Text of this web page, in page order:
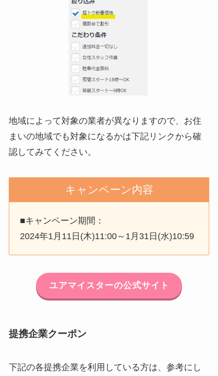
地域によって対象の業者が異なりますので、お住
まいの地域でも対象になるかは下記リンクから確
認してみてください。
キャンペーン内容
■キャンペーン期間：
2024年1月11日(木)11:00～1月31日(水)10:59
ユアマイスターの公式サイト
提携企業クーポン
下記の各提携企業を利用している方は、参考にし